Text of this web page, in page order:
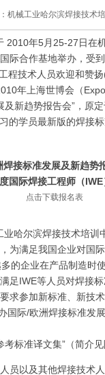
机械工业哈尔滨焊接技术
2010年5月25-27日在
际合作基地举办，受
程技术人员欢迎和赞
年上海世博会（
及新趋势报告会”，原
的学员最新版的焊接
焊接标准发展及新趋势
国际焊接工程师（IWE
点击下载报名表
哈尔滨焊接技术培训
为满足我国企业对国
的企业在产品制造时
足IWE等人员对焊接
求参加新标准、新技
国际/欧洲焊接标准发
标准译文集”（简介
员以及其他焊接技术